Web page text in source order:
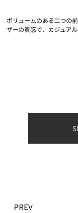
ボリュームのある二つの
ザーの質感で、カジュア
PREV